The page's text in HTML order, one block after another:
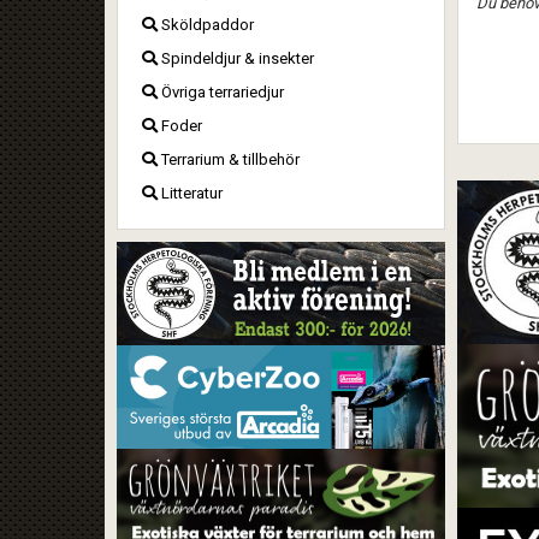
Sköldpaddor
Spindeldjur & insekter
Övriga terrariedjur
Foder
Terrarium & tillbehör
Litteratur